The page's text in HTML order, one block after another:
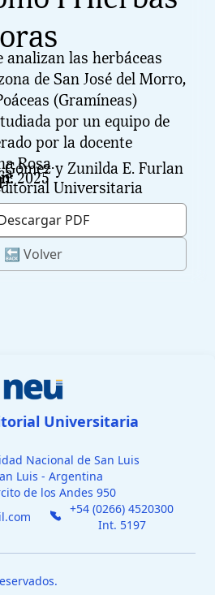
analizan las herbáceas
de San José del Morro,
(Gramíneas)
por un equipo de
por la docente
Rosa.y Zunilda E. Furlan
2025
Universitaria
PDF
🔙 Volver
Universitaria
Nacional de San Luis
Luis - Argentina
de los Andes 950
+54 (0266) 4520300
Int. 5197